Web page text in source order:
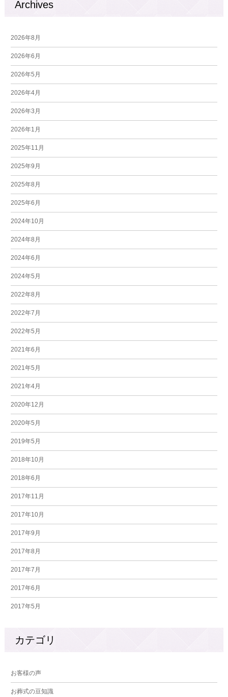
Archives
2026年8月
2026年6月
2026年5月
2026年4月
2026年3月
2026年1月
2025年11月
2025年9月
2025年8月
2025年6月
2024年10月
2024年8月
2024年6月
2024年5月
2022年8月
2022年7月
2022年5月
2021年6月
2021年5月
2021年4月
2020年12月
2020年5月
2019年5月
2018年10月
2018年6月
2017年11月
2017年10月
2017年9月
2017年8月
2017年7月
2017年6月
2017年5月
カテゴリ
お客様の声
お葬式の豆知識